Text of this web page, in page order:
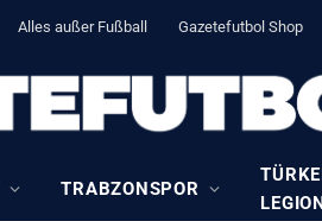
Alles außer Fußball Gazetefutbol Shop
TRABZONSPOR